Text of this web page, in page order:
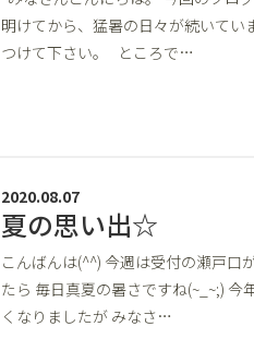
明けてから、猛暑の日々が続いて
つけて下さい。 ところで…
2020.08.07
夏の思い出☆
こんばんは(^^) 今週は受付の瀬戸
たら 毎日真夏の暑さですね(~_~;)
くなりましたが みなさ…